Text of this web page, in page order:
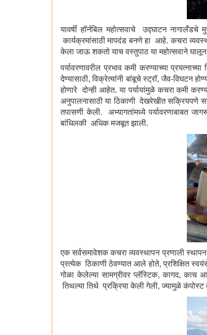
यावर्षी हॉर्नबिल महोत्सवाचे उद्घाटन
कार्यक्रमांसाठी मापदंड बनणे हा आहे. कचरा
केला जाऊ शकतो याच वस्तुपाठ या महोत्सवाने
पर्यावरणावरील प्रभाव कमी करण्याच्या
देण्यासाठी, विक्रेत्यांनी बांबूचे स्ट्रॉ, जैव-विघटन
होणारे दोन्ही आहेत. या पर्यायांमुळे कचरा कमी
अनुपालनासाठी या ठिकाणी देखरेखीत सक्रियपणे
तपासणी केली. अभ्यागतांमध्ये पर्यावरणाबाबत
बांधिलकी अधिक मजबूत झाली.
एक सर्वसमावेशक कचरा व्यवस्थापन प्रणाली
प्रत्येक ठिकाणी ठेवण्यात आले होते, प्रशिक्षित
गोळा केलेल्या सामग्रीवर प्लॅस्टिक, कागद, काच
तिथल्या तिथे प्रक्रिया केली गेली, ज्यामुळे